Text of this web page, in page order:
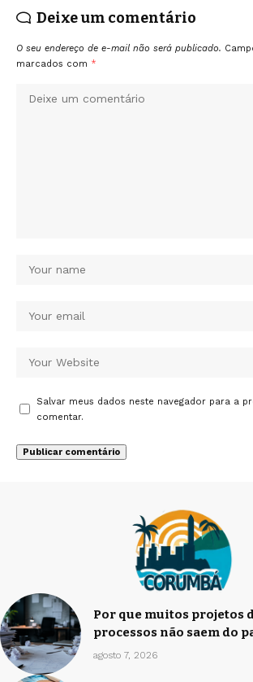
Deixe um comentário
O seu endereço de e-mail não será publicado.
marcados com *
Salvar meus dados neste navegador para a
comentar.
Por que muitos projetos
processos não saem do
agosto 7, 2026